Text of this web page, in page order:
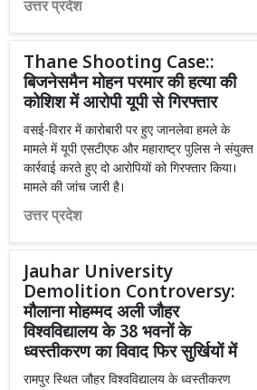
उत्तर प्रदेश
Thane Shooting Case::
बिजनेसमैन मोहन परमार की हत्या की
कोशिश में आरोपी यूपी से गिरफ्तार
वसई-विरार में कारोबारी पर हुए जानलेवा हमले के
मामले में यूपी एसटीएफ और महाराष्ट्र पुलिस ने संयुक्त
कार्रवाई करते हुए दो आरोपियों को गिरफ्तार किया।
मामले की जांच जारी है।
उत्तर प्रदेश
Jauhar University
Demolition Controversy:
मौलाना मोहम्मद अली जौहर
विश्वविद्यालय के 38 भवनों के
ध्वस्तीकरण का विवाद फिर सुर्खियों में
रामपुर स्थित जौहर विश्वविद्यालय के ध्वस्तीकरण